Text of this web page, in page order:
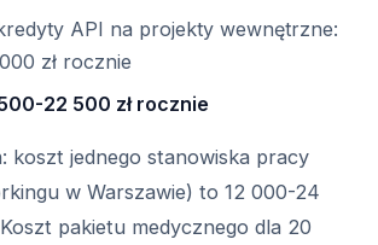
API na projekty wewnętrzne:
zł rocznie
22 500 zł rocznie
koszt jednego stanowiska pracy
w Warszawie) to 12 000-24
pakietu medycznego dla 20